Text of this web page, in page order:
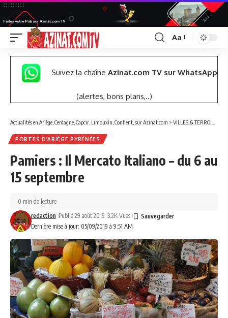
Font
Resizer
Aa
Suivez la chaîne Azinat.com TV sur WhatsApp
(alertes, bons plans,..)
Actualités en Ariège, Cerdagne, Capcir, Limouxin, Conflent, sur Azinat.com > VILLES & TERROIRS DES PYRÉNÉES EST
PORTES D’ARIÈGE PYRÉNÉES
Pamiers : Il Mercato Italiano – du 6 au
15 septembre
Dernière mise à jour: 05/09/2019 à 9:51 AM
redaction Publié 29 août 2019 3.2K Vues
0 min de lecture